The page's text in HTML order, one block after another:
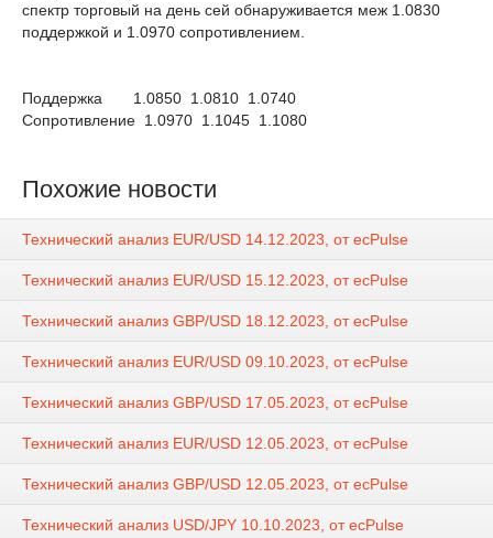
спектр торговый на день сей обнаруживается меж 1.0830
поддержкой и 1.0970 сопротивлением.
Поддержка 1.0850 1.0810 1.0740
Сопротивление 1.0970 1.1045 1.1080
Похожие новости
Технический анализ EUR/USD 14.12.2023, от ecPulse
Технический анализ EUR/USD 15.12.2023, от ecPulse
Технический анализ GBP/USD 18.12.2023, от ecPulse
Технический анализ EUR/USD 09.10.2023, от ecPulse
Технический анализ GBP/USD 17.05.2023, от ecPulse
Технический анализ EUR/USD 12.05.2023, от ecPulse
Технический анализ GBP/USD 12.05.2023, от ecPulse
Технический анализ USD/JPY 10.10.2023, от ecPulse